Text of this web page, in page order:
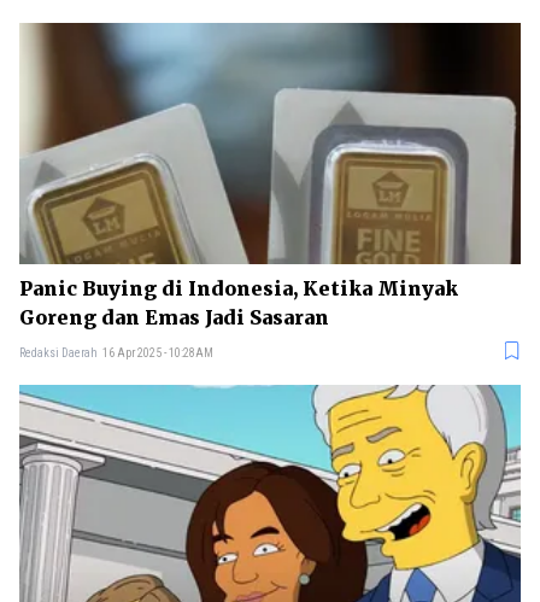
Panic Buying di Indonesia, Ketika Minyak
Goreng dan Emas Jadi Sasaran
Redaksi Daerah 16 Apr 2025 - 10:28AM